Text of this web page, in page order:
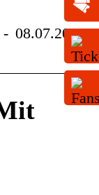
- 08.07.2013